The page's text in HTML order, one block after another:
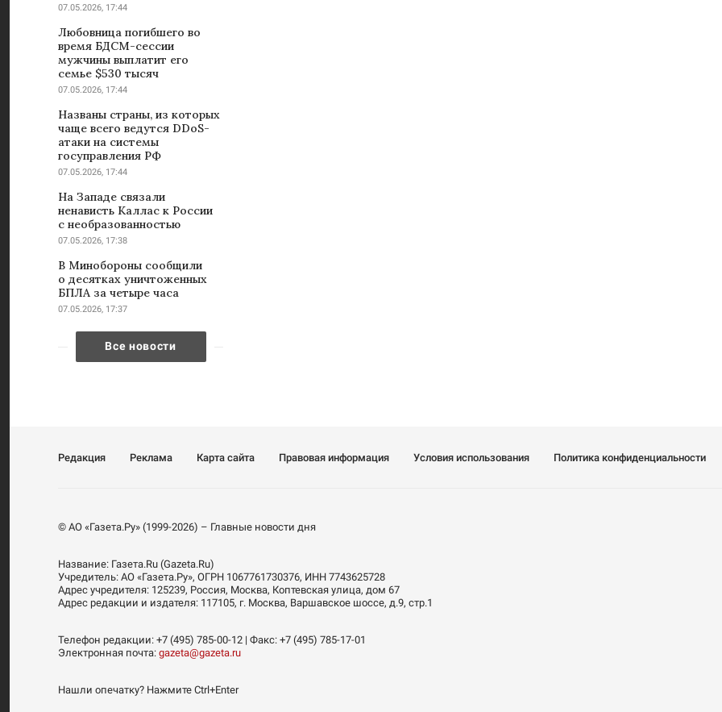
07.05.2026, 17:44
Любовница погибшего во
время БДСМ-сессии
мужчины выплатит его
семье $530 тысяч
07.05.2026, 17:44
Названы страны, из которых
чаще всего ведутся DDoS-
атаки на системы
госуправления РФ
07.05.2026, 17:44
На Западе связали
ненависть Каллас к России
с необразованностью
07.05.2026, 17:38
В Минобороны сообщили
о десятках уничтоженных
БПЛА за четыре часа
07.05.2026, 17:37
Все новости
Редакция Реклама Карта сайта Правовая информация Условия использования Политика конфиденциальности
© АО «Газета.Ру» (1999-2026) – Главные новости дня
Название: Газета.Ru (Gazeta.Ru)
Учредитель: АО «Газета.Ру», ОГРН 1067761730376, ИНН 7743625728
Адрес учредителя: 125239, Россия, Москва, Коптевская улица, дом 67
Адрес редакции и издателя: 117105, г. Москва, Варшавское шоссе, д.9, стр.1
Телефон редакции: +7 (495) 785-00-12 | Факс: +7 (495) 785-17-01
Электронная почта: gazeta@gazeta.ru
Нашли опечатку? Нажмите Ctrl+Enter